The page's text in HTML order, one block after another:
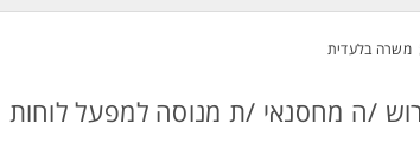
למשרה מידית המשרה מיועדת לנשים ולגברים כאחד.
משרות ומידע על שלמה כהנא ובניו(2002) בע"מ >
משרה בלעדית
/ה מחסנאי /ת מנוסה למפעל לוחות